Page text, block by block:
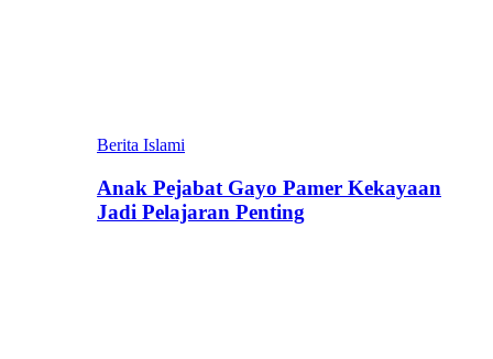
Berita Islami
Anak Pejabat Gayo Pamer Kekayaan
Jadi Pelajaran Penting